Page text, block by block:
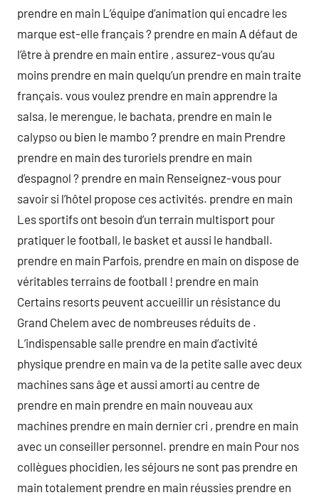
prendre en main L’équipe d’animation qui encadre les
marque est-elle français ? prendre en main A défaut de
l’être à prendre en main entire , assurez-vous qu’au
moins prendre en main quelqu’un prendre en main traite
français. vous voulez prendre en main apprendre la
salsa, le merengue, le bachata, prendre en main le
calypso ou bien le mambo ? prendre en main Prendre
prendre en main des turoriels prendre en main
d’espagnol ? prendre en main Renseignez-vous pour
savoir si l’hôtel propose ces activités. prendre en main
Les sportifs ont besoin d’un terrain multisport pour
pratiquer le football, le basket et aussi le handball.
prendre en main Parfois, prendre en main on dispose de
véritables terrains de football ! prendre en main
Certains resorts peuvent accueillir un résistance du
Grand Chelem avec de nombreuses réduits de .
L’indispensable salle prendre en main d’activité
physique prendre en main va de la petite salle avec deux
machines sans âge et aussi amorti au centre de
prendre en main prendre en main nouveau aux
machines prendre en main dernier cri , prendre en main
avec un conseiller personnel. prendre en main Pour nos
collègues phocidien, les séjours ne sont pas prendre en
main totalement prendre en main réussies prendre en